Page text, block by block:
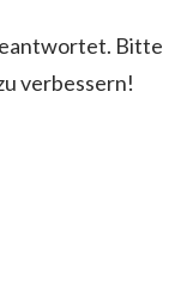
Bitte
verbessern!